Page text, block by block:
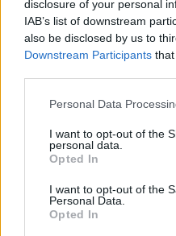
disclosure of your personal
IAB’s list of downstream
also be disclosed by us to
Downstream Participants
Personal Data
I want to opt-out of the
personal data.
Opted In
I want to opt-out of the
Personal Data.
Opted In
quella con il Chievo, lo
Come si costruisce
Credo che molte basi
centrale,
Da questo punto di
ambiente".
CHI GIOCHERA' AL
ancora deciso se